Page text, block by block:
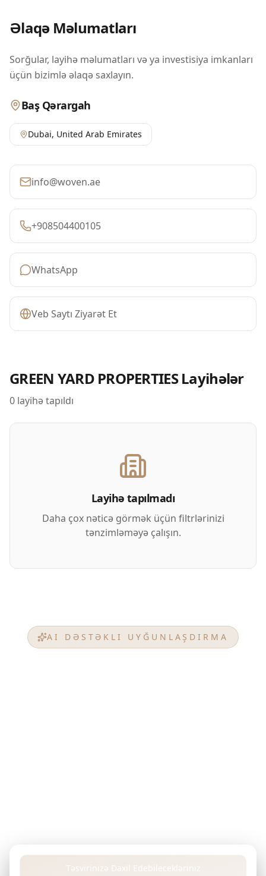
Əlaqə Məlumatları
Sorğular, layihə məlumatları və ya investisiya imkanları
üçün bizimlə əlaqə saxlayın.
Baş Qərargah
Dubai, United Arab Emirates
info@woven.ae
+908504400105
WhatsApp
Veb Saytı Ziyarət Et
GREEN YARD PROPERTIES Layihələr
0 layihə tapıldı
Layihə tapılmadı
Daha çox nəticə görmək üçün filtrlərinizi
tənzimləməyə çalışın.
AI DƏSTƏKLI UYĞUNLAŞDIRMA
Təsvirinizə Daxil Edebilecekləriniz